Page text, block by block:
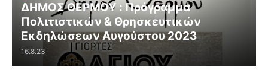
ΔΗΜΟΣ ΘΕΡΜΟΥ : Πρόγραμμα
Πολιτιστικών & Θρησκευτικών
Εκδηλώσεων Αυγούστου 2023
16.8.23